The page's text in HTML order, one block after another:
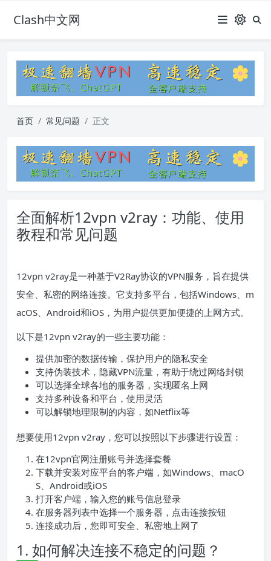
Clash中文网
首页 常见问题 正文
全面解析12vpn v2ray：功能、使用
教程和常见问题
12vpn v2ray是一种基于V2Ray协议的VPN服务，旨在提供
安全、私密的网络连接。它支持多平台，包括Windows、m
acOS、Android和iOS，为用户提供更加便捷的上网方式。
以下是12vpn v2ray的一些主要功能：
提供加密的数据传输，保护用户的隐私安全
支持伪装技术，隐藏VPN流量，有助于绕过网络封锁
可以选择全球各地的服务器，实现匿名上网
支持多种设备和平台，使用灵活
可以解锁地理限制的内容，如Netflix等
想要使用12vpn v2ray，您可以按照以下步骤进行设置：
在12vpn官网注册账号并选择套餐
下载并安装对应平台的客户端，如Windows、macO
S、Android或iOS
打开客户端，输入您的账号信息登录
在服务器列表中选择一个服务器，点击连接按钮
连接成功后，您即可安全、私密地上网了
1. 如何解决连接不稳定的问题？